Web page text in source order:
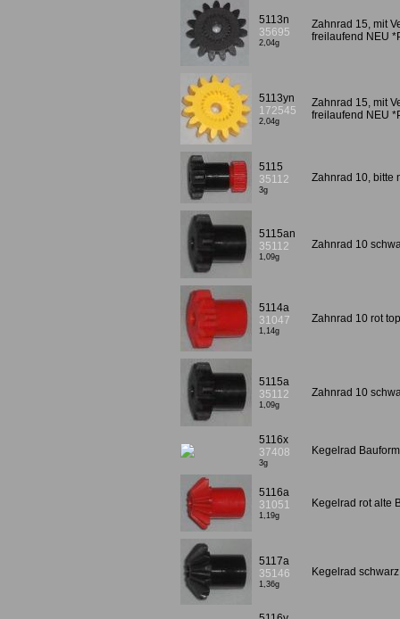
5113n
35695
2,04g
Zahnrad 15, mit
freilaufend NEU
5113yn
172545
2,04g
Zahnrad 15, mit
freilaufend NEU
5115
35112
3g
Zahnrad 10, bitte
5115an
35112
1,09g
Zahnrad 10
5114a
31047
1,14g
Zahnrad 10 rot
5115a
35112
1,09g
Zahnrad 10
5116x
37408
3g
Kegelrad
5116a
31051
1,19g
Kegelrad rot alte
5117a
35146
1,36g
Kegelrad